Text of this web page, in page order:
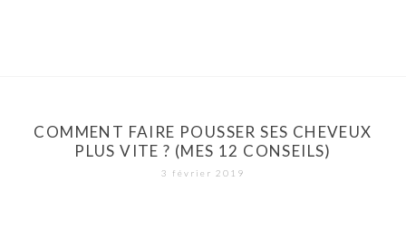
COMMENT FAIRE POUSSER SES CHEVEUX
PLUS VITE ? (MES 12 CONSEILS)
3 février 2019